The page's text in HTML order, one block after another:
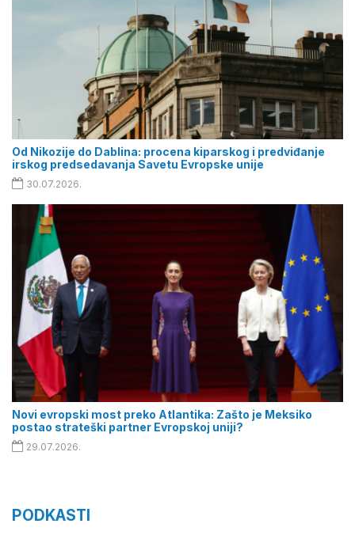
Od Nikozije do Dablina: procena kiparskog i predviđanje
irskog predsedavanja Savetu Evropske unije
30.07.2026.
Novi evropski most preko Atlantika: Zašto je Meksiko
postao strateški partner Evropskoj uniji?
29.07.2026.
PODKASTI